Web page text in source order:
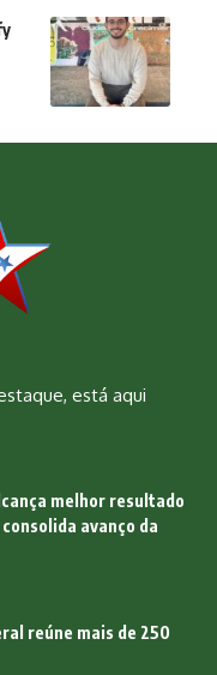
está aqui
melhor resultado
avanço da
reúne mais de 250